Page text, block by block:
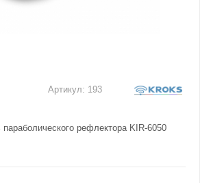
Артикул: 193
параболического рефлектора KIR-6050